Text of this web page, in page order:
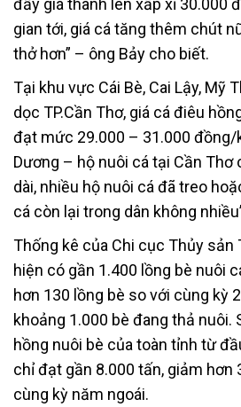
gian tới, giá cá tăng thêm chút
thở hơn” – ông Bảy cho biết.
Tại khu vực Cái Bè, Cai Lậy, Mỹ
dọc TP.Cần Thơ, giá cá điêu
đạt mức 29.000 – 31.000 đồng/
Dương – hộ nuôi cá tại Cần Thơ
dài, nhiều hộ nuôi cá đã treo
cá còn lại trong dân không
Thống kê của Chi cục Thủy sản
hiện có gần 1.400 lồng bè nuôi
hơn 130 lồng bè so với cùng kỳ
khoảng 1.000 bè đang thả nuôi.
hồng nuôi bè của toàn tỉnh từ
chỉ đạt gần 8.000 tấn, giảm hơn
cùng kỳ năm ngoái.